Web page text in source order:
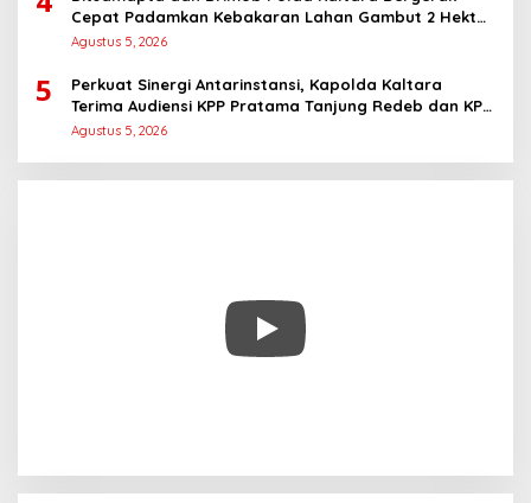
Cepat Padamkan Kebakaran Lahan Gambut 2 Hektar
di Bulungan
Agustus 5, 2026
5
Perkuat Sinergi Antarinstansi, Kapolda Kaltara
Terima Audiensi KPP Pratama Tanjung Redeb dan KPP
Pratama Tarakan
Agustus 5, 2026